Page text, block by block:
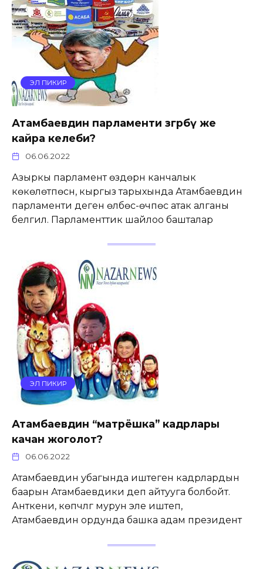
ЭЛ ПИКИР
Атамбаевдин парламенти өзгөрөбү же
кайра келеби?
06.06.2022
Азыркы парламент өздөрүн канчалык
көкөлөтпөсүн, кыргыз тарыхында Атамбаевдин
парламенти деген өлбөс-өчпөс атак алганы
белгилүү. Парламенттик шайлоо башталар
ЭЛ ПИКИР
Атамбаевдин “матрёшка” кадрлары
качан жоголот?
06.06.2022
Атамбаевдин убагында иштеген кадрлардын
баарын Атамбаевдики деп айтууга болбойт.
Анткени, көпчүлүгү мурун эле иштеп,
Атамбаевдин ордунда башка адам президент